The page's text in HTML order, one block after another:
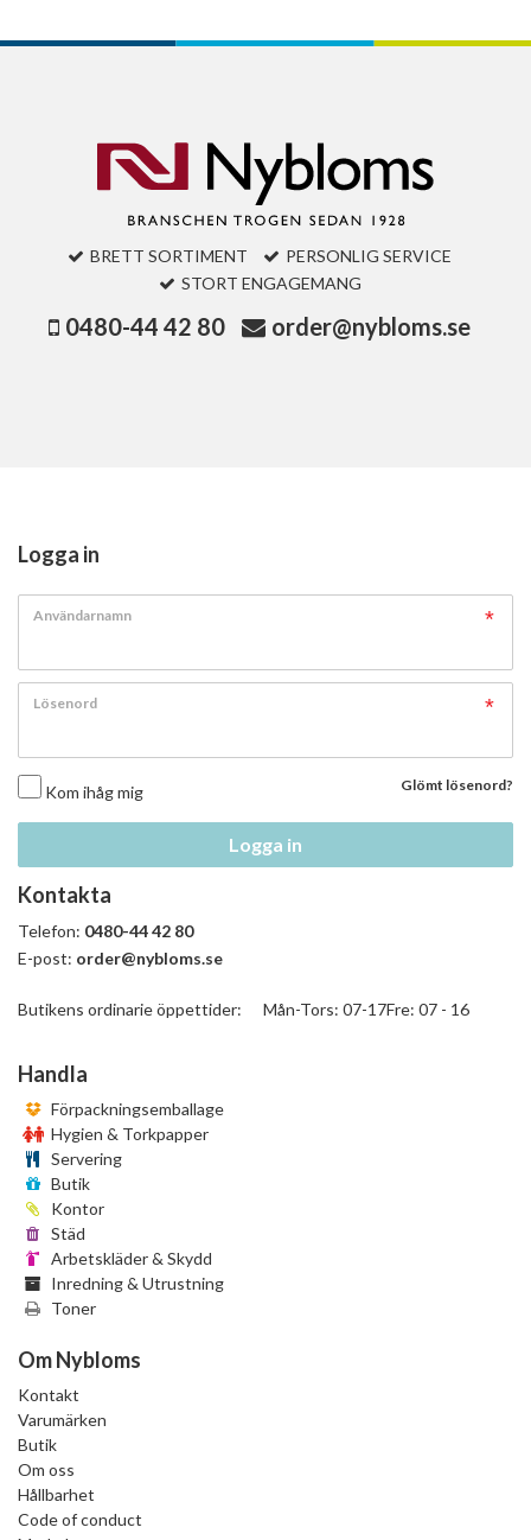
BRETT SORTIMENT
PERSONLIG SERVICE
STORT ENGAGEMANG
0480-44 42 80 order@nybloms.se
Logga in
Användarnamn
Lösenord
Kom ihåg mig Glömt lösenord?
Logga in
Kontakta
Telefon: 0480-44 42 80
E-post: order@nybloms.se
Butikens ordinarie öppettider: Mån-Tors: 07-17Fre: 07 - 16
Handla
Förpackningsemballage
Hygien & Torkpapper
Servering
Butik
Kontor
Städ
Arbetskläder & Skydd
Inredning & Utrustning
Toner
Om Nybloms
Kontakt
Varumärken
Butik
Om oss
Hållbarhet
Code of conduct